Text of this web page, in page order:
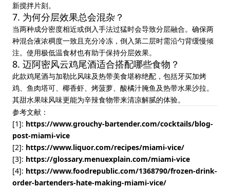
新搅拌片刻。
7. 为何分层效果总会混杂？
当两种成分密度相近或倒入手法过猛时会导致分层融合。确保两
种混合液浓稠度一致且充分冷冻，倒入第二层时需沿勺背缓慢倾
注。使用极低温食材也有助于保持分层效果。
8. 迈阿密风云鸡尾酒适合搭配哪些食物？
此款鸡尾酒与加勒比风味及热带美食堪称绝配，包括牙买加烤
鸡、鱼肉塔可、椰香虾、烤菠萝、酸橘汁腌鱼及热带水果沙拉。
其甜水果味风味更能为辛辣食物带来清凉解腻的体验。
参考文献：
[1]: https://www.grouchy-bartender.com/cocktails/blog-
post-miami-vice
[2]: https://www.liquor.com/recipes/miami-vice/
[3]: https://glossary.menuexplain.com/miami-vice
[4]: https://www.foodrepublic.com/1368790/frozen-drink-
order-bartenders-hate-making-miami-vice/